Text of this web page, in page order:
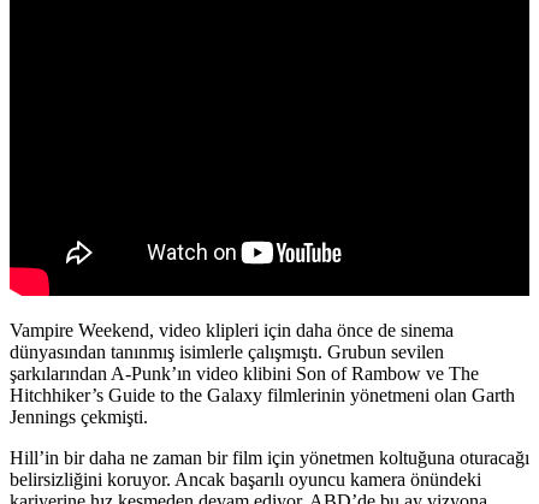
Vampire Weekend, video klipleri için daha önce de sinema
dünyasından tanınmış isimlerle çalışmıştı. Grubun sevilen
şarkılarından A-Punk’ın video klibini Son of Rambow ve The
Hitchhiker’s Guide to the Galaxy filmlerinin yönetmeni olan Garth
Jennings çekmişti.
Hill’in bir daha ne zaman bir film için yönetmen koltuğuna oturacağı
belirsizliğini koruyor. Ancak başarılı oyuncu kamera önündeki